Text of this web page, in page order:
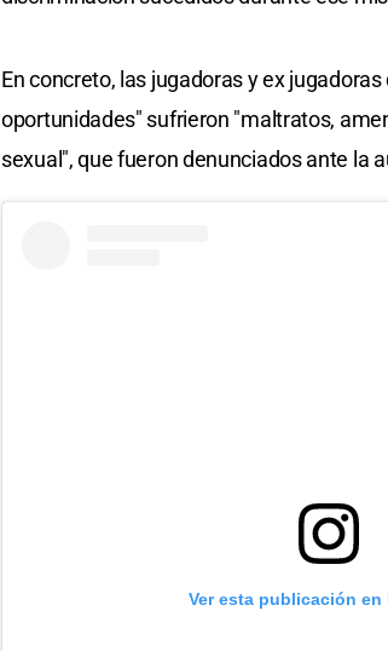
En concreto, las jugadoras y ex
oportunidades" sufrieron "maltratos,
sexual", que fueron denunciados ante la
Ver esta publicación en